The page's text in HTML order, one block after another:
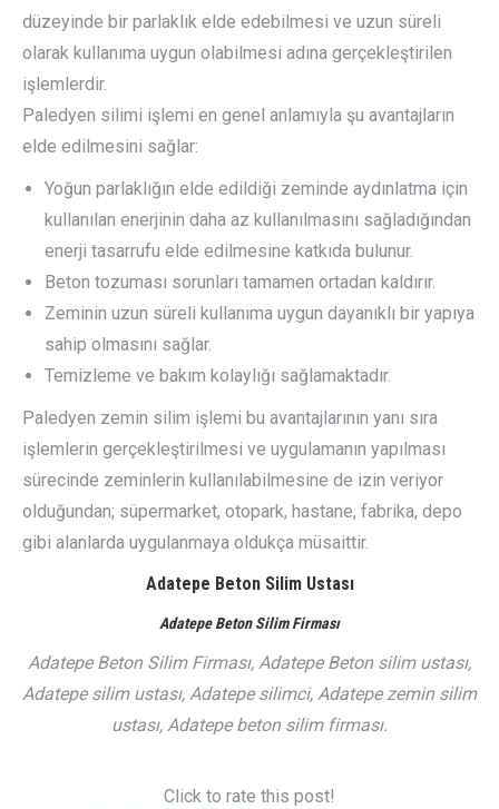
düzeyinde bir parlaklık elde edebilmesi ve uzun süreli
olarak kullanıma uygun olabilmesi adına gerçekleştirilen
işlemlerdir.
Paledyen silimi işlemi en genel anlamıyla şu avantajların
elde edilmesini sağlar:
Yoğun parlaklığın elde edildiği zeminde aydınlatma için
kullanılan enerjinin daha az kullanılmasını sağladığından
enerji tasarrufu elde edilmesine katkıda bulunur.
Beton tozuması sorunları tamamen ortadan kaldırır.
Zeminin uzun süreli kullanıma uygun dayanıklı bir yapıya
sahip olmasını sağlar.
Temizleme ve bakım kolaylığı sağlamaktadır.
Paledyen zemin silim işlemi bu avantajlarının yanı sıra
işlemlerin gerçekleştirilmesi ve uygulamanın yapılması
sürecinde zeminlerin kullanılabilmesine de izin veriyor
olduğundan; süpermarket, otopark, hastane, fabrika, depo
gibi alanlarda uygulanmaya oldukça müsaittir.
Adatepe Beton Silim Ustası
Adatepe Beton Silim Firması
Adatepe Beton Silim Firması, Adatepe Beton silim ustası,
Adatepe silim ustası, Adatepe silimci, Adatepe zemin silim
ustası, Adatepe beton silim firması.
Click to rate this post!